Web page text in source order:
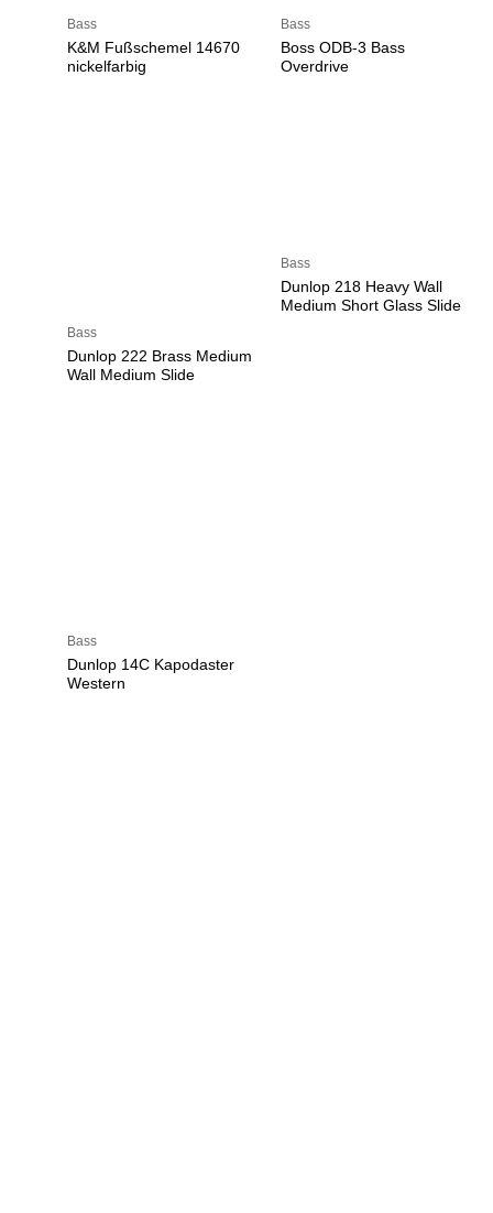
Bass
K&M Fußschemel 14670
nickelfarbig
Bass
Boss ODB-3 Bass
Overdrive
Bass
Dunlop 222 Brass Medium
Wall Medium Slide
Bass
Dunlop 218 Heavy Wall
Medium Short Glass Slide
Bass
Dunlop 14C Kapodaster
Western